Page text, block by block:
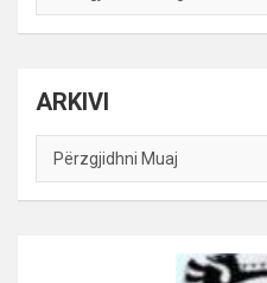
kategorive
ARKIVI
ARKIVI